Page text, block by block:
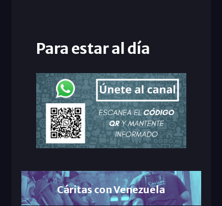
Para estar al día
Cáritas con Venezuela